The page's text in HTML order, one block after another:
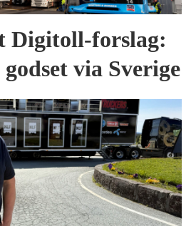
Digitoll-forslag:
via Sverige